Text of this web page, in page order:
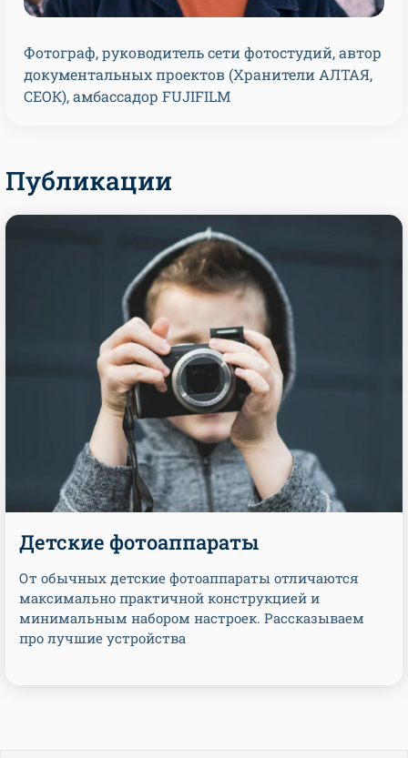
Фотограф, руководитель сети фотостудий, автор
документальных проектов (Хранители АЛТАЯ,
СЕОК), амбассадор FUJIFILM
Публикации
Детские фотоаппараты
От обычных детские фотоаппараты отличаются
максимально практичной конструкцией и
минимальным набором настроек. Рассказываем
про лучшие устройства